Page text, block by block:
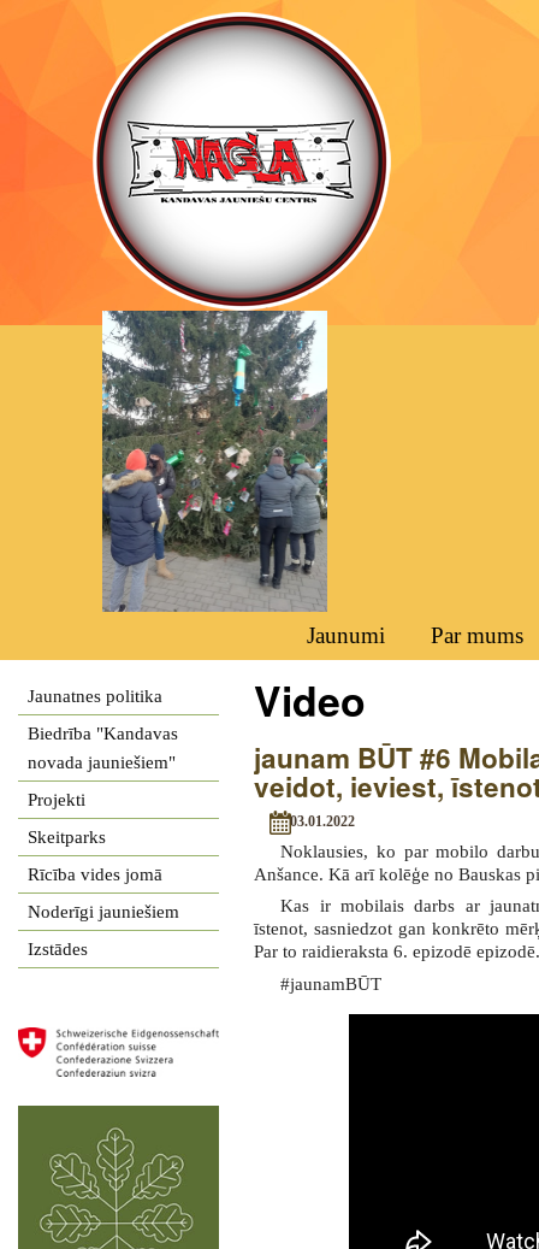
Jaunumi Par mums
Jaunatnes politika
Biedrība "Kandavas
novada jauniešiem"
Projekti
Skeitparks
Rīcība vides jomā
Noderīgi jauniešiem
Izstādes
Video
jaunam BŪT #6
veidot, ieviest,
03.01.2022
Noklausies, ko par mobilo
Anšance. Kā arī kolēģe no Bauskas
Kas ir mobilais darbs ar
īstenot, sasniedzot gan konkrēto
Par to raidieraksta 6. epizodē
#jaunamBŪT